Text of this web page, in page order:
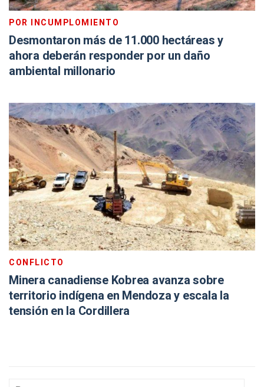
POR INCUMPLOMIENTO
Desmontaron más de 11.000 hectáreas y
ahora deberán responder por un daño
ambiental millonario
CONFLICTO
Minera canadiense Kobrea avanza sobre
territorio indígena en Mendoza y escala la
tensión en la Cordillera